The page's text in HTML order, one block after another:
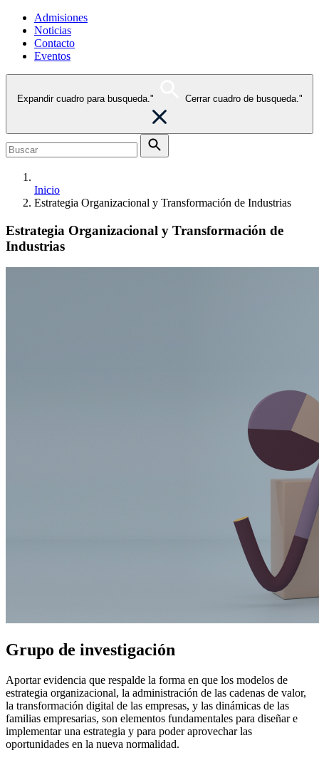
Admisiones
Noticias
Contacto
Eventos
Expandir cuadro para busqueda." Cerrar cuadro de busqueda."
Inicio
Estrategia Organizacional y Transformación de Industrias
Estrategia Organizacional y Transformación de
Industrias
Grupo de investigación
Aportar evidencia que respalde la forma en que los modelos de
estrategia organizacional, la administración de las cadenas de valor,
la transformación digital de las empresas, y las dinámicas de las
familias empresarias, son elementos fundamentales para diseñar e
implementar una estrategia y para poder aprovechar las
oportunidades en la nueva normalidad.